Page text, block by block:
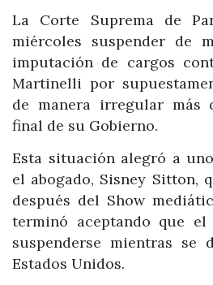
La Corte Suprema de
miércoles suspender de
imputación de cargos
Martinelli por
de manera irregular más
final de su Gobierno.
Esta situación alegró a
el abogado, Sisney Sitton,
después del Show
terminó aceptando que
suspenderse mientras se
Estados Unidos.